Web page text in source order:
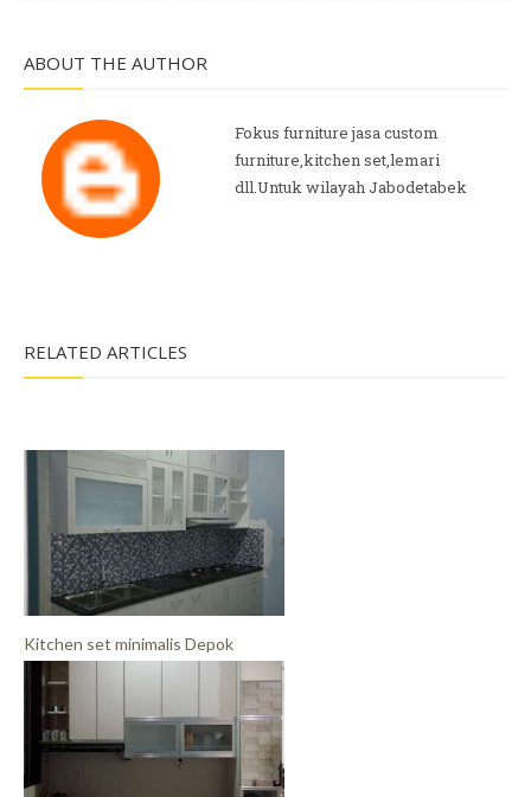
ABOUT THE AUTHOR
Fokus furniture jasa custom
furniture,kitchen set,lemari
dll.Untuk wilayah Jabodetabek
RELATED ARTICLES
Kitchen set minimalis Depok